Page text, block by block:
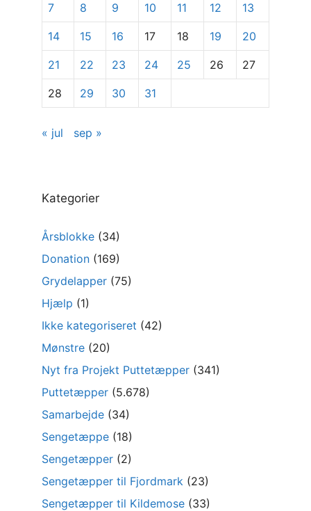
7 8 9 10 11 12 13
14 15 16 17 18 19 20
21 22 23 24 25 26 27
28 29 30 31
« jul sep »
Kategorier
Årsblokke (34)
Donation (169)
Grydelapper (75)
Hjælp (1)
Ikke kategoriseret (42)
Mønstre (20)
Nyt fra Projekt Puttetæpper (341)
Puttetæpper (5.678)
Samarbejde (34)
Sengetæppe (18)
Sengetæpper (2)
Sengetæpper til Fjordmark (23)
Sengetæpper til Kildemose (33)